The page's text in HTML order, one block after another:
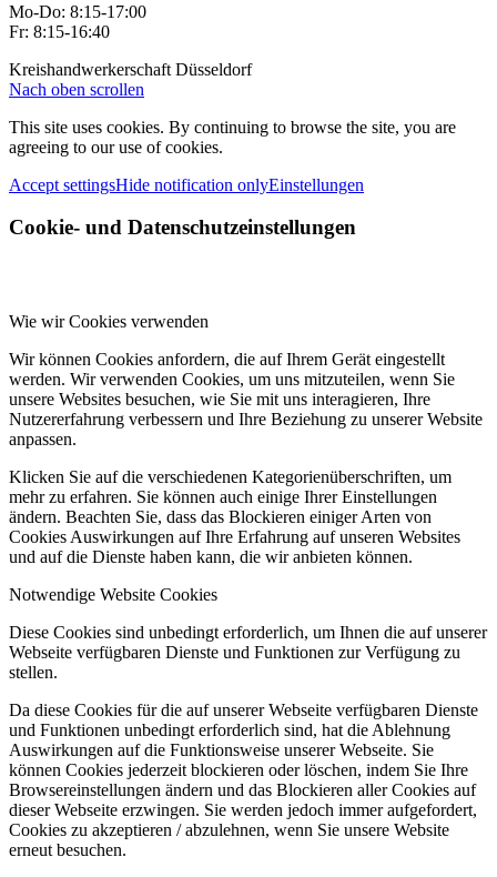
Mo-Do: 8:15-17:00
Fr: 8:15-16:40
Kreishandwerkerschaft Düsseldorf
Nach oben scrollen
This site uses cookies. By continuing to browse the site, you are
agreeing to our use of cookies.
Accept settingsHide notification onlyEinstellungen
Cookie- und Datenschutzeinstellungen
Wie wir Cookies verwenden
Wir können Cookies anfordern, die auf Ihrem Gerät eingestellt
werden. Wir verwenden Cookies, um uns mitzuteilen, wenn Sie
unsere Websites besuchen, wie Sie mit uns interagieren, Ihre
Nutzererfahrung verbessern und Ihre Beziehung zu unserer Website
anpassen.
Klicken Sie auf die verschiedenen Kategorienüberschriften, um
mehr zu erfahren. Sie können auch einige Ihrer Einstellungen
ändern. Beachten Sie, dass das Blockieren einiger Arten von
Cookies Auswirkungen auf Ihre Erfahrung auf unseren Websites
und auf die Dienste haben kann, die wir anbieten können.
Notwendige Website Cookies
Diese Cookies sind unbedingt erforderlich, um Ihnen die auf unserer
Webseite verfügbaren Dienste und Funktionen zur Verfügung zu
stellen.
Da diese Cookies für die auf unserer Webseite verfügbaren Dienste
und Funktionen unbedingt erforderlich sind, hat die Ablehnung
Auswirkungen auf die Funktionsweise unserer Webseite. Sie
können Cookies jederzeit blockieren oder löschen, indem Sie Ihre
Browsereinstellungen ändern und das Blockieren aller Cookies auf
dieser Webseite erzwingen. Sie werden jedoch immer aufgefordert,
Cookies zu akzeptieren / abzulehnen, wenn Sie unsere Website
erneut besuchen.